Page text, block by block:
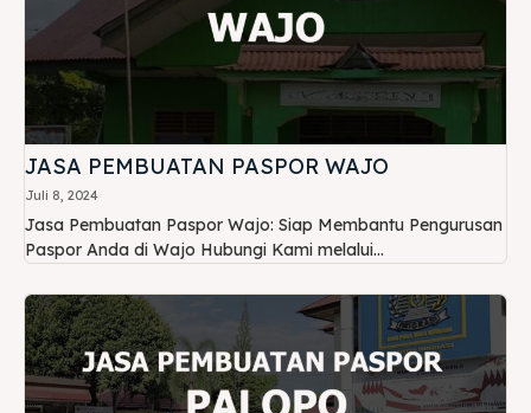
JASA PEMBUATAN PASPOR WAJO
Juli 8, 2024
Jasa Pembuatan Paspor Wajo: Siap Membantu Pengurusan
Paspor Anda di Wajo Hubungi Kami melalui...